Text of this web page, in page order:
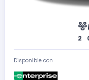
2
Disponible con